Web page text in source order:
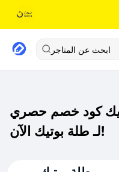
ابحث عن المتاجر
كود خصم حصري
لـ طلة بوتيك الآن!